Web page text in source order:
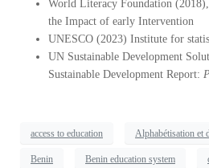
World Literacy Foundation
the Impact of early Intervention
UNESCO (2023) Institute for
UN Sustainable Development
Sustainable Development Report:
access to education Alphabétisation et
Benin Benin education system